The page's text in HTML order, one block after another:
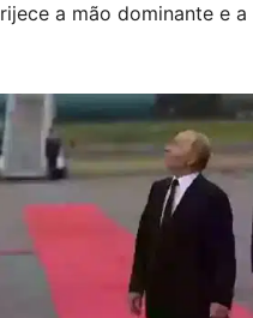
a mão dominante e